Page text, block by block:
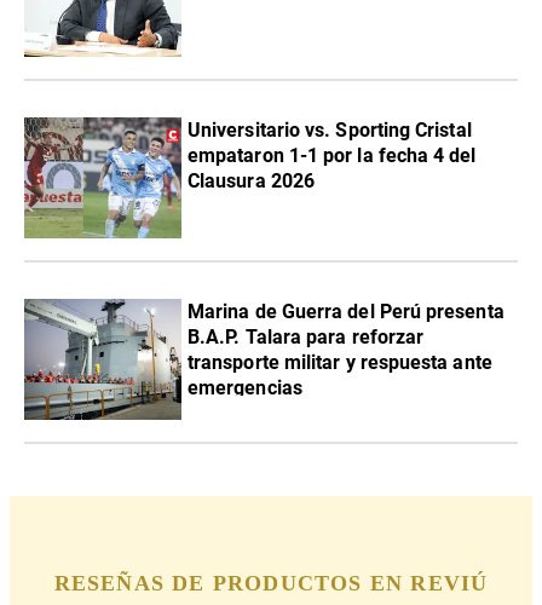
Universitario vs. Sporting Cristal
empataron 1-1 por la fecha 4 del
Clausura 2026
Marina de Guerra del Perú presenta
B.A.P. Talara para reforzar
transporte militar y respuesta ante
emergencias